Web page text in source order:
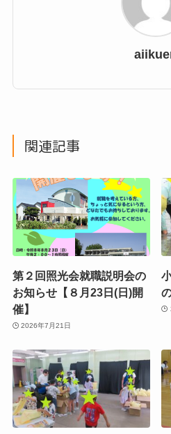
関連記事
第２回照光会就職説明会の
お知らせ【８月23日(日)開
催】
2026年7月21日